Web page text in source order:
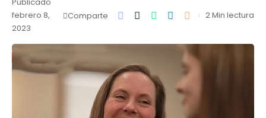
febrero 8,
2023
Comparte 2 Min lectura